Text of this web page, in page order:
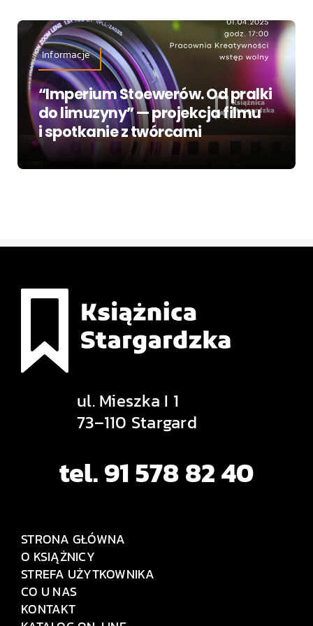
Informacje
“Imperium Stoewerów. Od pralki
do limuzyny” — projekcja filmu
i spotkanie z twórcami
ul. Mieszka I 1
73–110 Stargard
tel. 91 578 82 40
STRONA GŁÓWNA
O KSIĄŻNICY
STREFA UŻYTKOWNIKA
CO U NAS
KONTAKT